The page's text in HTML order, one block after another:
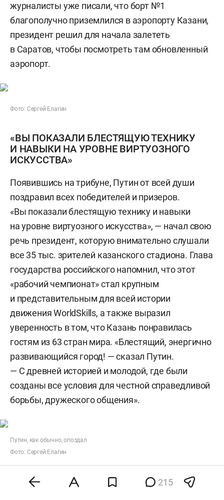
журналисты уже писали, что борт №1
благополучно приземлился в аэропорту Казани,
президент решил для начала залететь
в Саратов, чтобы посмотреть там обновленный
аэропорт.
Фото: Сергей Елагин
«ВЫ ПОКАЗАЛИ БЛЕСТЯЩУЮ ТЕХНИКУ
И НАВЫКИ НА УРОВНЕ ВИРТУОЗНОГО
ИСКУССТВА»
Появившись на трибуне, Путин от всей души
поздравил всех победителей и призеров.
«Вы показали блестящую технику и навыки
на уровне виртуозного искусства», — начал свою
речь президент, которую внимательно слушали
все 35 тыс. зрителей казанского стадиона. Глава
государства российского напомнил, что этот
«рабочий чемпионат» стал крупным
и представительным для всей истории
движения WorldSkills, а также выразил
уверенность в том, что Казань понравилась
гостям из 63 стран мира. «Блестящий, энергично
развивающийся город! — сказал Путин.
— С древней историей и молодой, где были
созданы все условия для честной справедливой
борьбы, дружеского общения».
Путин, как обычно, опоздал
Фото: Сергей Елагин
России ценностям движения WorldSkills,
215